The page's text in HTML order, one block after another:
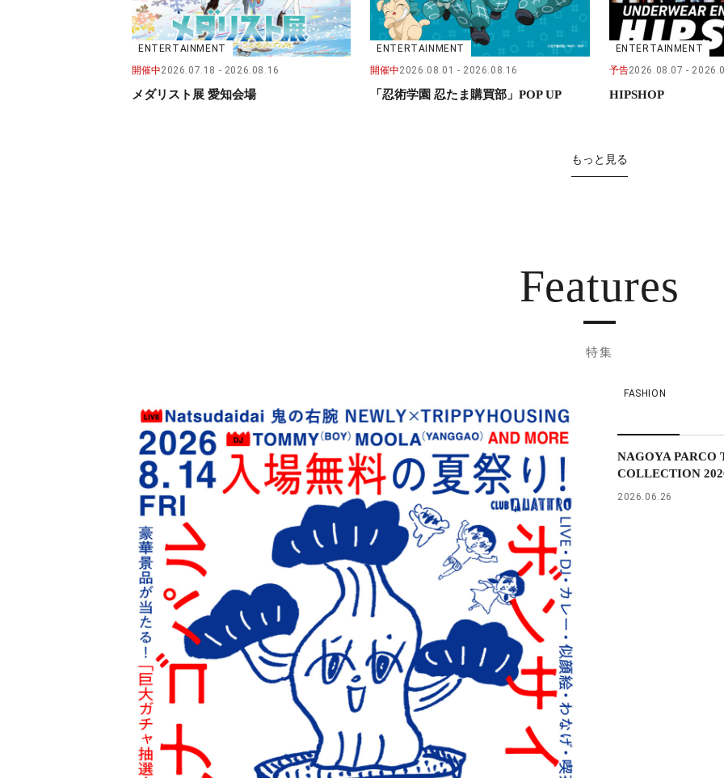
ENTERTAINMENT
開催中2026.07.18 2026.08.16
メダリスト展 愛知会場
ENTERTAINMENT
開催中2026.08.01 2026.08.16
「忍術学園 忍たま購買部」POP UP
ENTERTAINMENT
予告2026.08.07
HIPSHOP
もっと見る
Features
特集
FASHION
NAGOYA PARCO
COLLECTION
2026.06.26